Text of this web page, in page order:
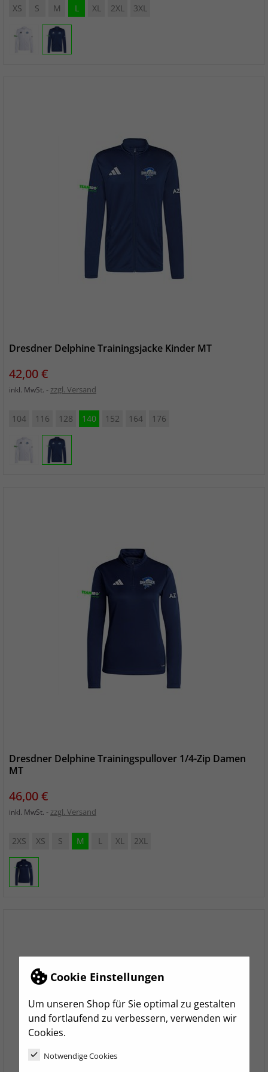
Cookie Einstellungen
Um unseren Shop für Sie optimal zu gestalten
und fortlaufend zu verbessern, verwenden wir
Cookies.
Notwendige Cookies
XS S M L XL 2XL 3XL
Dresdner Delphine Trainingsjacke Kinder MT
Preis
42,00 €
inkl. MwSt. zzgl. Versand
104 116 128 140 152 164 176
Dresdner Delphine Trainingspullover 1/4-Zip Damen
MT
Preis
46,00 €
inkl. MwSt. zzgl. Versand
2XS XS S M L XL 2XL